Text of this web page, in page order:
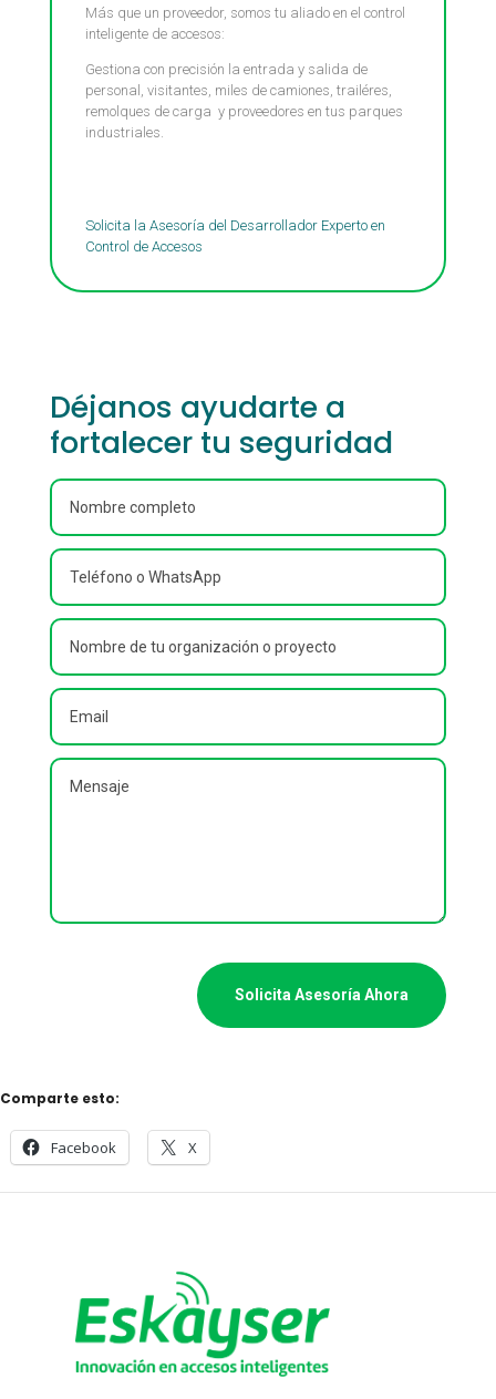
Más que un proveedor, somos tu aliado en el control
inteligente de accesos:
Gestiona con precisión la entrada y salida de
personal, visitantes, miles de camiones, trailéres,
remolques de carga y proveedores en tus parques
industriales.
Solicita la Asesoría del Desarrollador Experto en
Control de Accesos
Déjanos ayudarte a
fortalecer tu seguridad
Solicita Asesoría Ahora
Comparte esto:
Facebook X